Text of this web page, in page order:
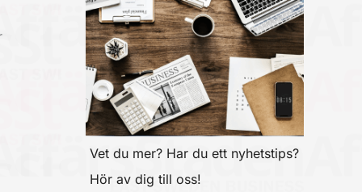
Vet du mer? Har du ett nyhetstips?
Hör av dig till oss!